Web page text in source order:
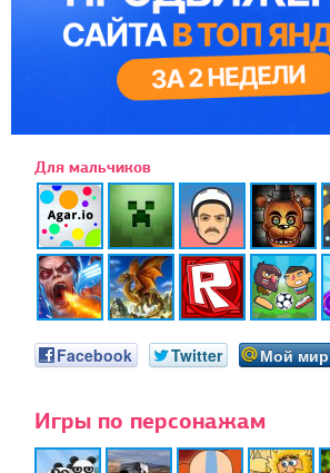
Для мальчиков
Facebook Twitter Мой мир
Игры по персонажам